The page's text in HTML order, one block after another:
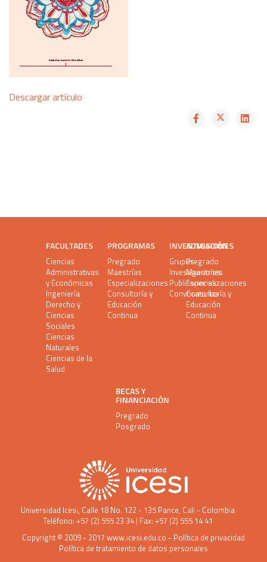
Descargar artículo
FACULTADES
Ciencias
Administrativas
y Económicas
Ingeniería
Derecho y
Ciencias
Sociales
Ciencias
Naturales
Ciencias de la
Salud
PROGRAMAS
Pregrado
Maestrías
Especializaciones
Consultoría y
Educación
Continua
INVESTIGACIÓN
Grupos
Investigaciones
Publicaciones
Convocatorias
ADMISIONES
Pregrado
Maestrías
Especializaciones
Consultoría y
Educación
Continua
BECAS Y
FINANCIACIÓN
Pregrado
Posgrado
Universidad Icesi, Calle 18 No. 122 - 135 Pance, Cali - Colombia
Teléfono: +57 (2) 555 23 34 | Fax: +57 (2) 555 14 41
Copyright © 2009 - 2017 www.icesi.edu.co - Política de privacidad
Política de tratamiento de datos personales